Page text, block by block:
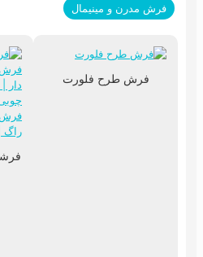
فرش مدرن و مینیمال
فرش طرح فلورت